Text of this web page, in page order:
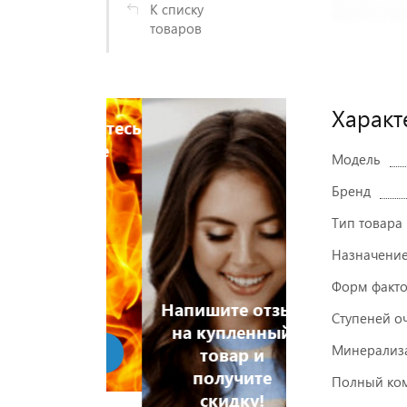
К списку
товаров
Напишите отзыв
на купленный
товар и
получите
скидку!
и Вы
цены
Хочу
Модель
Бренд
Тип товара
Форм
Ступеней
Полный